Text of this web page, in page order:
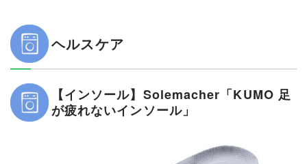
ヘルスケア
【インソール】Solemacher「KUMO 足
が疲れないインソール」